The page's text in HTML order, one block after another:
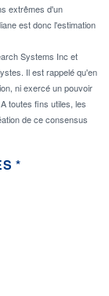
extrêmes d'un
est donc l'estimation
Systems Inc et
Il est rappelé qu'en
ni exercé un pouvoir
toutes fins utiles, les
de ce consensus
*